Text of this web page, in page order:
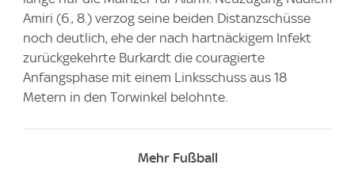
Amiri (6., 8.) verzog seine beiden Distanzschüsse
noch deutlich, ehe der nach hartnäckigem Infekt
zurückgekehrte Burkardt die couragierte
Anfangsphase mit einem Linksschuss aus 18
Metern in den Torwinkel belohnte.
Mehr Fußball